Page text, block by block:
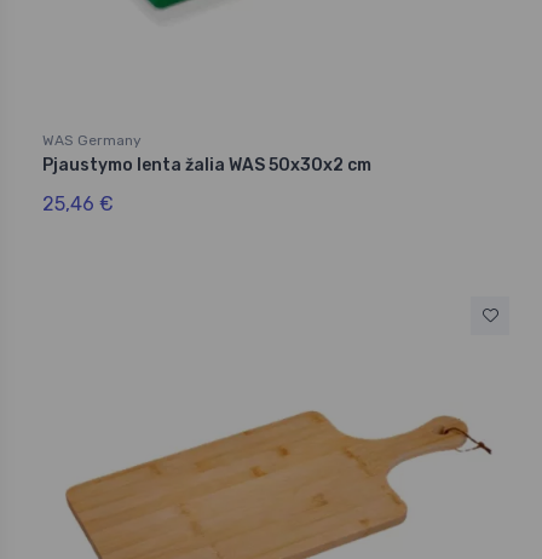
WAS Germany
Pjaustymo lenta žalia WAS 50x30x2 cm
25,46 €